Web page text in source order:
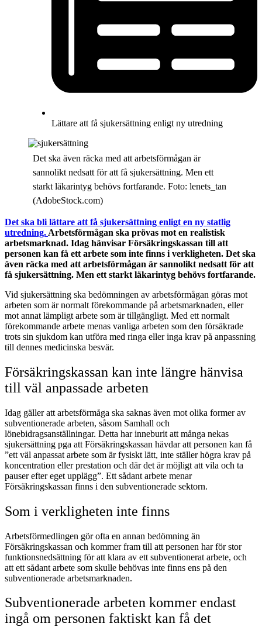
Lättare att få sjukersättning enligt ny utredning
Det ska även räcka med att arbetsförmågan är
sannolikt nedsatt för att få sjukersättning. Men ett
starkt läkarintyg behövs fortfarande. Foto: lenets_tan
(AdobeStock.com)
Det ska bli lättare att få sjukersättning enligt en ny statlig
utredning. Arbetsförmågan ska prövas mot en realistisk
arbetsmarknad. Idag hänvisar Försäkringskassan till att
personen kan få ett arbete som inte finns i verkligheten. Det ska
även räcka med att arbetsförmågan är sannolikt nedsatt för att
få sjukersättning. Men ett starkt läkarintyg behövs fortfarande.
Vid sjukersättning ska bedömningen av arbetsförmågan göras mot
arbeten som är normalt förekommande på arbetsmarknaden, eller
mot annat lämpligt arbete som är tillgängligt. Med ett normalt
förekommande arbete menas vanliga arbeten som den försäkrade
trots sin sjukdom kan utföra med ringa eller inga krav på anpassning
till dennes medicinska besvär.
Försäkringskassan kan inte längre hänvisa
till väl anpassade arbeten
Idag gäller att arbetsförmåga ska saknas även mot olika former av
subventionerade arbeten, såsom Samhall och
lönebidragsanställningar. Detta har inneburit att många nekas
sjukersättning pga att Försäkringskassan hävdar att personen kan få
”ett väl anpassat arbete som är fysiskt lätt, inte ställer högra krav på
koncentration eller prestation och där det är möjligt att vila och ta
pauser efter eget upplägg”. Ett sådant arbete menar
Försäkringskassan finns i den subventionerade sektorn.
Som i verkligheten inte finns
Arbetsförmedlingen gör ofta en annan bedömning än
Försäkringskassan och kommer fram till att personen har för stor
funktionsnedsättning för att klara av ett subventionerat arbete, och
att ett sådant arbete som skulle behövas inte finns ens på den
subventionerade arbetsmarknaden.
Subventionerade arbeten kommer endast
ingå om personen faktiskt kan få det